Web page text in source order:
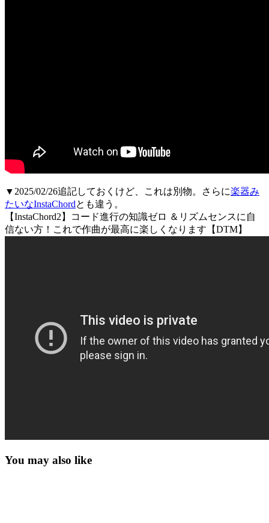
▼2025/02/26追記しておくけど、これは別物。さらに楽器み
たいなInstaChordとも違う。
【InstaChord2】コード進行の知識ゼロ ＆リズムセンスに自
信ない方！これで作曲が最高に楽しくなります【DTM】
You may also like